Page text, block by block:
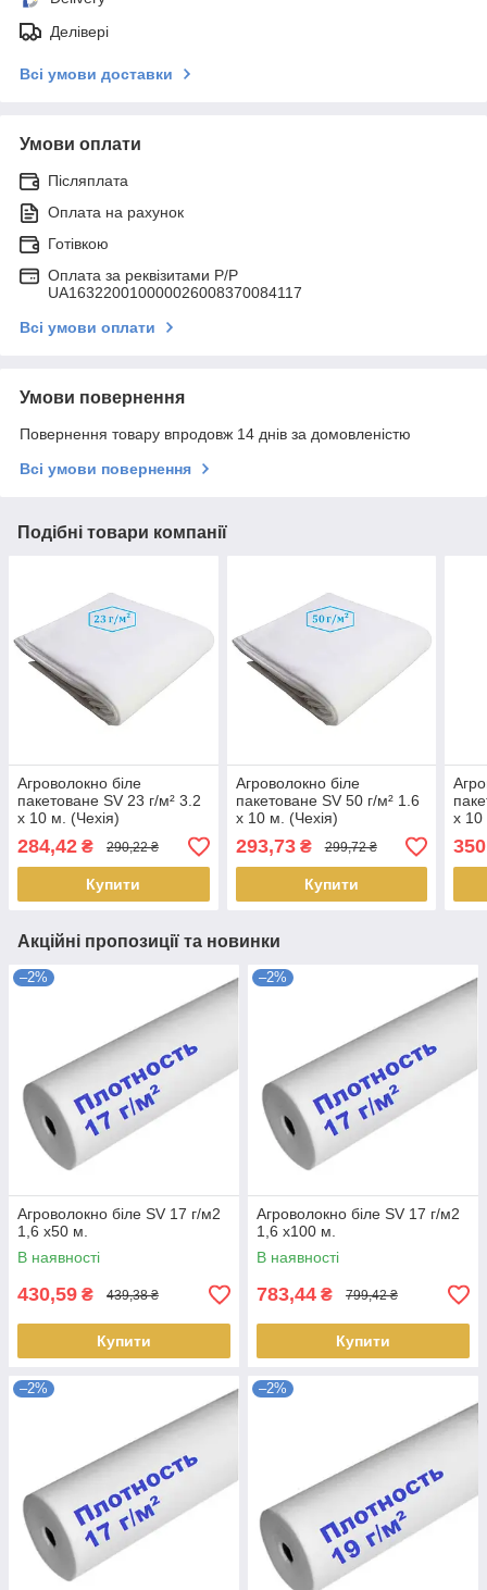
Делівері
Всі умови доставки
Умови оплати
Післяплата
Оплата на рахунок
Готівкою
Оплата за реквізитами P/Р
UA163220010000026008370084117
Всі умови оплати
Умови повернення
Повернення товару впродовж 14 днів за домовленістю
Всі умови повернення
Подібні товари компанії
Агроволокно біле
пакетоване SV 23 г/м² 3.2
х 10 м. (Чехія)
284,42 ₴ 290,22 ₴
Купити
Агроволокно біле
пакетоване SV 50 г/м² 1.6
х 10 м. (Чехія)
293,73₴ 299,72 ₴
Купити
х 10
Акційні пропозиції та новинки
–2%
Агроволокно біле SV 17 г/м2
1,6 х50 м.
В наявності
430,59 ₴ 439,38 ₴
Купити
–2%
Агроволокно біле SV 17 г/м2
1,6 х100 м.
В наявності
783,44 ₴ 799,42 ₴
Купити
–2% –2%